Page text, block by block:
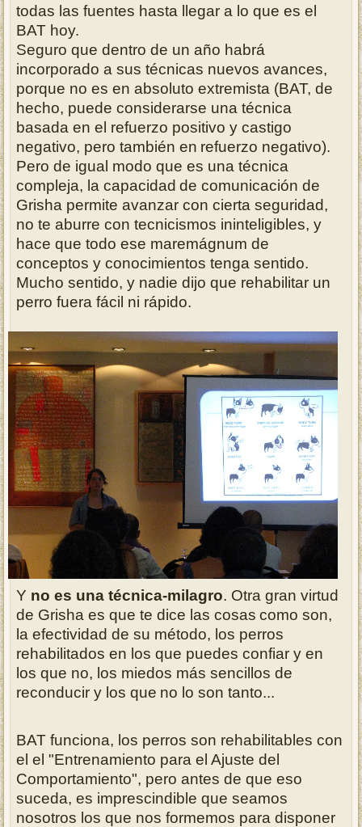
todas las fuentes hasta llegar a lo que es el
BAT hoy.
Seguro que dentro de un año habrá
incorporado a sus técnicas nuevos avances,
porque no es en absoluto extremista (BAT, de
hecho, puede considerarse unatécnica
basada en el refuerzo positivo y castigo
negativo, pero también en refuerzo negativo).
Pero de igual modo que es una técnica
compleja, la capacidad de comunicación de
Grisha permite avanzar con cierta seguridad,
no te aburre contecnicismos ininteligibles, y
hace que todo ese maremágnum de
conceptos yconocimientos tenga sentido.
Mucho sentido, y nadie dijo que rehabilitar un
perro fuera fácil ni rápido.
Y no es una técnica-milagro. Otra gran virtud
de Grisha es que te dice las cosas como son,
la efectividad de su método, los perros
rehabilitados en los que puedes confiar y en
los que no, los miedos más sencillos de
reconducir y los que no lo son tanto...
BAT funciona, los perros son rehabilitables con
el el "Entrenamiento para el Ajuste del
Comportamiento", pero antes de que eso
suceda, es imprescindible queseamos
nosotros los que nos formemos para disponer